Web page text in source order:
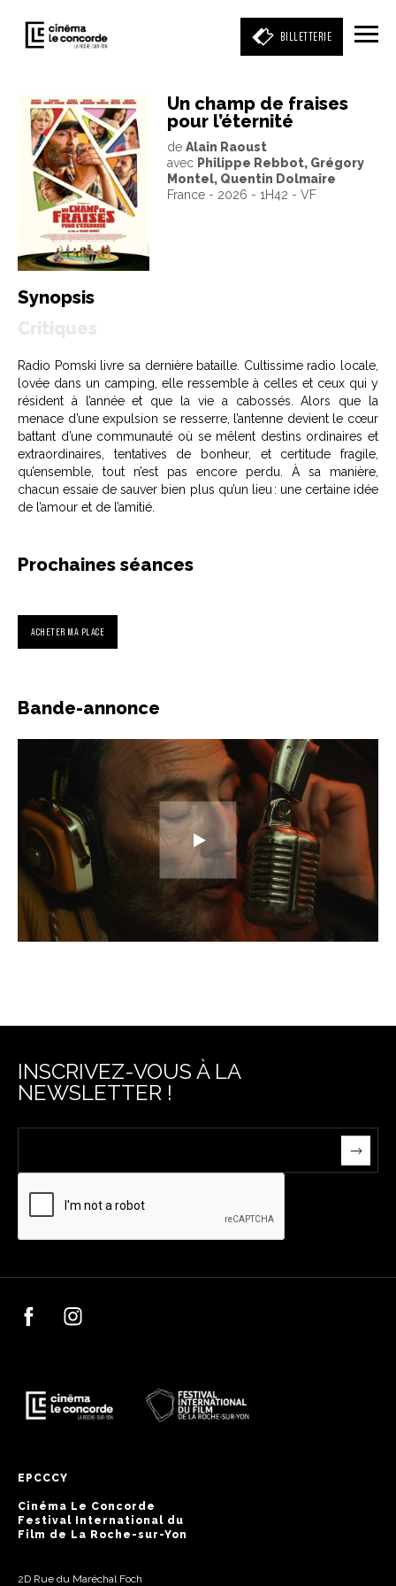
BILLETTERIE
Entrez votre mot clé
(film, réalisateur, acteur, événement)
Un champ de fraises
pour l’éternité
de Alain Raoust
avec Philippe Rebbot, Grégory
Montel, Quentin Dolmaire
France - 2026 - 1H42 - VF
Synopsis
Radio Pomski livre sa dernière bataille. Cultissime radio locale,
lovée dans un camping, elle ressemble à celles et ceux qui y
résident à l’année et que la vie a cabossés. Alors que la
menace d’une expulsion se resserre, l’antenne devient le cœur
battant d’une communauté où se mêlent destins ordinaires et
extraordinaires, tentatives de bonheur, et certitude fragile,
qu’ensemble, tout n’est pas encore perdu. À sa manière,
chacun essaie de sauver bien plus qu’un lieu : une certaine idée
de l’amour et de l’amitié.
Prochaines séances
ACHETER MA PLACE
Bande-annonce
INSCRIVEZ-VOUS À LA
NEWSLETTER !
EPCCCY
Cinéma Le Concorde
Festival International du
Film de La Roche-sur-Yon
2D Rue du Maréchal Foch